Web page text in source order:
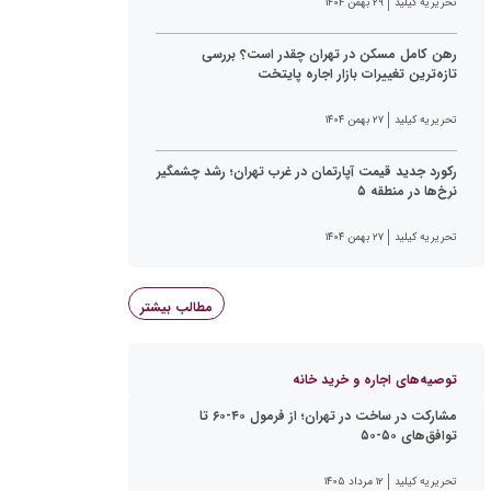
رهن کامل مسکن در تهران چقدر است؟ بررسی
تازه‌ترین تغییرات بازار اجاره پایتخت
تحریریه کیلید ۲۷ بهمن ۱۴۰۴
رکورد جدید قیمت آپارتمان در غرب تهران؛ رشد چشمگیر
نرخ‌ها در منطقه ۵
تحریریه کیلید ۲۷ بهمن ۱۴۰۴
مطالب بیشتر
توصیه‌های اجاره و خرید خانه
مشارکت در ساخت در تهران؛ از فرمول ۴۰-۶۰ تا
توافق‌های ۵۰-۵۰
تحریریه کیلید ۱۲ مرداد ۱۴۰۵